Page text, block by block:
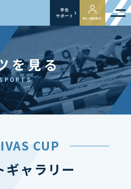
学生
サポート
My UNIVAS
を見る
CUP
ギャラリー